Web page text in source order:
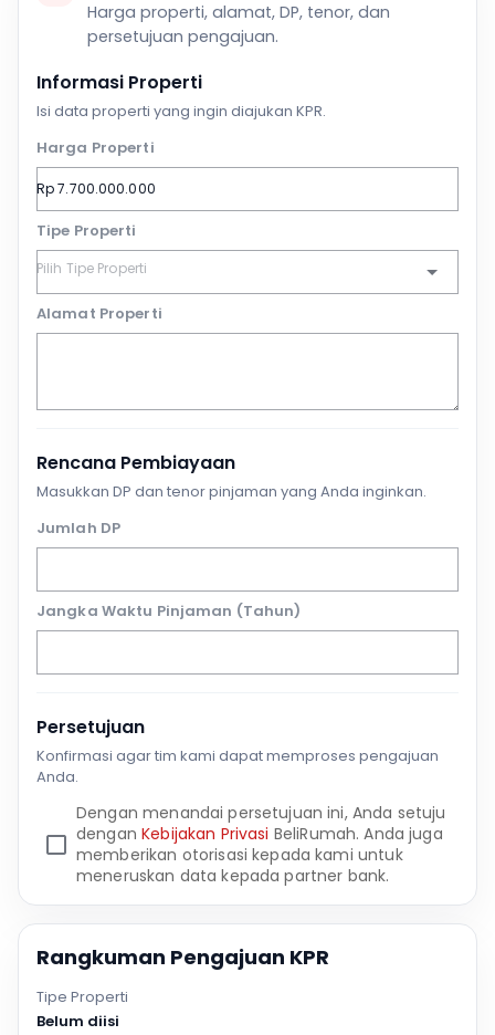
Harga properti, alamat, DP, tenor, dan
persetujuan pengajuan.
Informasi Properti
Isi data properti yang ingin diajukan KPR.
Harga Properti
Tipe Properti
Alamat Properti
Rencana Pembiayaan
Masukkan DP dan tenor pinjaman yang Anda inginkan.
Jumlah DP
Jangka Waktu Pinjaman (Tahun)
Persetujuan
Konfirmasi agar tim kami dapat memproses pengajuan
Anda.
Dengan menandai persetujuan ini, Anda setuju
denganKebijakan Privasi BeliRumah. Anda juga
memberikan otorisasi kepada kami untuk
meneruskan data kepada partner bank.
Rangkuman Pengajuan KPR
Tipe Properti
Belum diisi